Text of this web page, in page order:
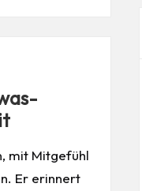
mit Mitgefühl
Er erinnert